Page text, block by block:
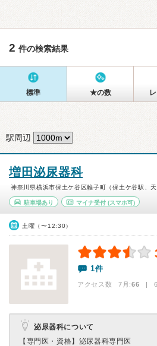
2 件の検索結果
標準 ★の数
駅周辺
増田泌尿器科
神奈川県横浜市保土ケ谷区帷子町（保土ケ谷駅、天
駐車場あり マイナ受付(スマホ可)
土曜（〜12:30）
1件
アクセス数 7月:66 | 6
泌尿器科について
【専門医・資格】 泌尿器科専門医